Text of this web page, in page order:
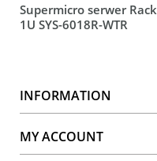
Supermicro serwer Rack
1U SYS-6018R-WTR
INFORMATION
MY ACCOUNT